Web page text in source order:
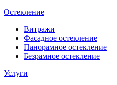
Остекление
Витражи
Фасадное остекление
Панорамное остекление
Безрамное остекление
Услуги